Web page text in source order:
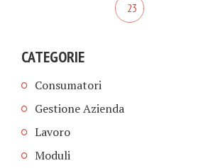
23
CATEGORIE
Consumatori
Gestione Azienda
Lavoro
Moduli